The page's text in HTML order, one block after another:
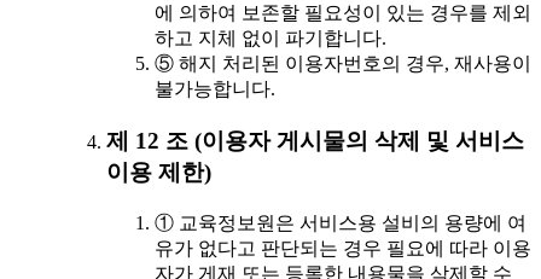
에 의하여 보존할 필요성이 있는 경우를 제외
하고 지체 없이 파기합니다.
⑤ 해지 처리된 이용자번호의 경우, 재사용이
불가능합니다.
제 12 조 (이용자 게시물의 삭제 및 서비스
이용 제한)
① 교육정보원은 서비스용 설비의 용량에 여
유가 없다고 판단되는 경우 필요에 따라 이용
자가 게재 또는 등록한 내용물을 삭제할 수